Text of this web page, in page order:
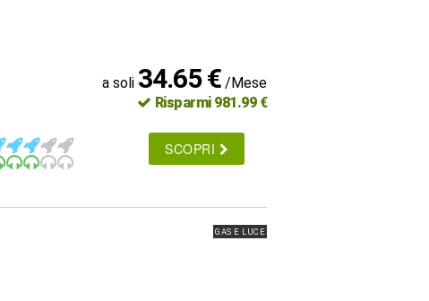
a soli 34.65 € /Mese
Risparmi 981.99 €
SCOPRI
GAS E LUCE